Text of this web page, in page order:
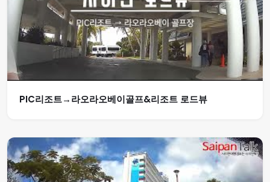
PIC리조트→라오라오베이골프&리조트 로드뷰